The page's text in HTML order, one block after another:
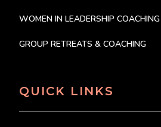
WOMEN IN LEADERSHIP COACHING
GROUP RETREATS & COACHING
QUICK LINKS